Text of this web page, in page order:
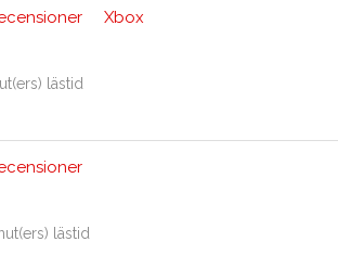
Xbox
lästid
lästid